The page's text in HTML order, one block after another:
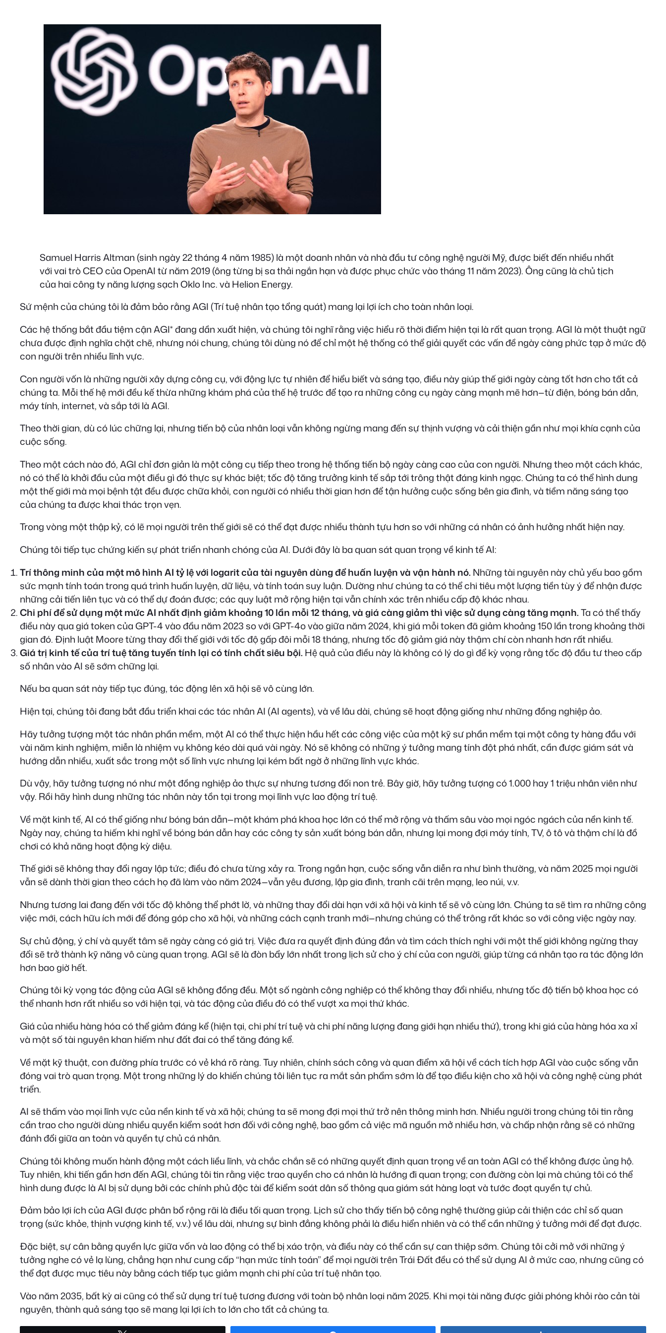
Samuel Harris Altman (sinh ngày 22 tháng 4 năm 1985) là một doanh nhân và nhà đầu tư công nghệ người Mỹ, được biết đến nhiều nhất
với vai trò CEO của OpenAI từ năm 2019 (ông từng bị sa thải ngắn hạn và được phục chức vào tháng 11 năm 2023). Ông cũng là chủ tịch
của hai công ty năng lượng sạch Oklo Inc. và Helion Energy.
Sứ mệnh của chúng tôi là đảm bảo rằng AGI (Trí tuệ nhân tạo tổng quát) mang lại lợi ích cho toàn nhân loại.
Các hệ thống bắt đầu tiệm cận AGI* đang dần xuất hiện, và chúng tôi nghĩ rằng việc hiểu rõ thời điểm hiện tại là rất quan trọng. AGI là một thuật ngữ
chưa được định nghĩa chặt chẽ, nhưng nói chung, chúng tôi dùng nó để chỉ một hệ thống có thể giải quyết các vấn đề ngày càng phức tạp ở mức độ
con người trên nhiều lĩnh vực.
Con người vốn là những người xây dựng công cụ, với động lực tự nhiên để hiểu biết và sáng tạo, điều này giúp thế giới ngày càng tốt hơn cho tất cả
chúng ta. Mỗi thế hệ mới đều kế thừa những khám phá của thế hệ trước để tạo ra những công cụ ngày càng mạnh mẽ hơn—từ điện, bóng bán dẫn,
máy tính, internet, và sắp tới là AGI.
Theo thời gian, dù có lúc chững lại, nhưng tiến bộ của nhân loại vẫn không ngừng mang đến sự thịnh vượng và cải thiện gần như mọi khía cạnh của
cuộc sống.
Theo một cách nào đó, AGI chỉ đơn giản là một công cụ tiếp theo trong hệ thống tiến bộ ngày càng cao của con người. Nhưng theo một cách khác,
nó có thể là khởi đầu của một điều gì đó thực sự khác biệt; tốc độ tăng trưởng kinh tế sắp tới trông thật đáng kinh ngạc. Chúng ta có thể hình dung
một thế giới mà mọi bệnh tật đều được chữa khỏi, con người có nhiều thời gian hơn để tận hưởng cuộc sống bên gia đình, và tiềm năng sáng tạo
của chúng ta được khai thác trọn vẹn.
Trong vòng một thập kỷ, có lẽ mọi người trên thế giới sẽ có thể đạt được nhiều thành tựu hơn so với những cá nhân có ảnh hưởng nhất hiện nay.
Chúng tôi tiếp tục chứng kiến sự phát triển nhanh chóng của AI. Dưới đây là ba quan sát quan trọng về kinh tế AI:
Trí thông minh của một mô hình AI tỷ lệ với logarit của tài nguyên dùng để huấn luyện và vận hành nó. Những tài nguyên này chủ yếu bao gồm
sức mạnh tính toán trong quá trình huấn luyện, dữ liệu, và tính toán suy luận. Dường như chúng ta có thể chi tiêu một lượng tiền tùy ý để nhận được
những cải tiến liên tục và có thể dự đoán được; các quy luật mở rộng hiện tại vẫn chính xác trên nhiều cấp độ khác nhau.
Chi phí để sử dụng một mức AI nhất định giảm khoảng 10 lần mỗi 12 tháng, và giá càng giảm thì việc sử dụng càng tăng mạnh.Ta có thể thấy
điều này qua giá token của GPT-4 vào đầu năm 2023 so với GPT-4o vào giữa năm 2024, khi giá mỗi token đã giảm khoảng 150 lần trong khoảng thời
gian đó. Định luật Moore từng thay đổi thế giới với tốc độ gấp đôi mỗi 18 tháng, nhưng tốc độ giảm giá này thậm chí còn nhanh hơn rất nhiều.
Giá trị kinh tế của trí tuệ tăng tuyến tính lại có tính chất siêu bội. Hệ quả của điều này là không có lý do gì để kỳ vọng rằng tốc độ đầu tư theo cấp
số nhân vào AI sẽ sớm chững lại.
Nếu ba quan sát này tiếp tục đúng, tác động lên xã hội sẽ vô cùng lớn.
Hiện tại, chúng tôi đang bắt đầu triển khai các tác nhân AI (AI agents), và về lâu dài, chúng sẽ hoạt động giống như những đồng nghiệp ảo.
Hãy tưởng tượng một tác nhân phần mềm, một AI có thể thực hiện hầu hết các công việc của một kỹ sư phần mềm tại một công ty hàng đầu với
vài năm kinh nghiệm, miễn là nhiệm vụ không kéo dài quá vài ngày. Nó sẽ không có những ý tưởng mang tính đột phá nhất, cần được giám sát và
hướng dẫn nhiều, xuất sắc trong một số lĩnh vực nhưng lại kém bất ngờ ở những lĩnh vực khác.
Dù vậy, hãy tưởng tượng nó như một đồng nghiệp ảo thực sự nhưng tương đối non trẻ. Bây giờ, hãy tưởng tượng có 1.000 hay 1 triệu nhân viên như
vậy. Rồi hãy hình dung những tác nhân này tồn tại trong mọi lĩnh vực lao động trí tuệ.
Về mặt kinh tế, AI có thể giống như bóng bán dẫn—một khám phá khoa học lớn có thể mở rộng và thấm sâu vào mọi ngóc ngách của nền kinh tế.
Ngày nay, chúng ta hiếm khi nghĩ về bóng bán dẫn hay các công ty sản xuất bóng bán dẫn, nhưng lại mong đợi máy tính, TV, ô tô và thậm chí là đồ
chơi có khả năng hoạt động kỳ diệu.
Thế giới sẽ không thay đổi ngay lập tức; điều đó chưa từng xảy ra. Trong ngắn hạn, cuộc sống vẫn diễn ra như bình thường, và năm 2025 mọi người
vẫn sẽ dành thời gian theo cách họ đã làm vào năm 2024—vẫn yêu đương, lập gia đình, tranh cãi trên mạng, leo núi, v.v.
Nhưng tương lai đang đến với tốc độ không thể phớt lờ, và những thay đổi dài hạn với xã hội và kinh tế sẽ vô cùng lớn. Chúng ta sẽ tìm ra những công
việc mới, cách hữu ích mới để đóng góp cho xã hội, và những cách cạnh tranh mới—nhưng chúng có thể trông rất khác so với công việc ngày nay.
Sự chủ động, ý chí và quyết tâm sẽ ngày càng có giá trị. Việc đưa ra quyết định đúng đắn và tìm cách thích nghi với một thế giới không ngừng thay
đổi sẽ trở thành kỹ năng vô cùng quan trọng. AGI sẽ là đòn bẩy lớn nhất trong lịch sử cho ý chí của con người, giúp từng cá nhân tạo ra tác động lớn
hơn bao giờ hết.
Chúng tôi kỳ vọng tác động của AGI sẽ không đồng đều. Một số ngành công nghiệp có thể không thay đổi nhiều, nhưng tốc độ tiến bộ khoa học có
thể nhanh hơn rất nhiều so với hiện tại, và tác động của điều đó có thể vượt xa mọi thứ khác.
Giá của nhiều hàng hóa có thể giảm đáng kể (hiện tại, chi phí trí tuệ và chi phí năng lượng đang giới hạn nhiều thứ), trong khi giá của hàng hóa xa xỉ
và một số tài nguyên khan hiếm như đất đai có thể tăng đáng kể.
Về mặt kỹ thuật, con đường phía trước có vẻ khá rõ ràng. Tuy nhiên, chính sách công và quan điểm xã hội về cách tích hợp AGI vào cuộc sống vẫn
đóng vai trò quan trọng. Một trong những lý do khiến chúng tôi liên tục ra mắt sản phẩm sớm là để tạo điều kiện cho xã hội và công nghệ cùng phát
triển.
AI sẽ thấm vào mọi lĩnh vực của nền kinh tế và xã hội; chúng ta sẽ mong đợi mọi thứ trở nên thông minh hơn. Nhiều người trong chúng tôi tin rằng
cần trao cho người dùng nhiều quyền kiểm soát hơn đối với công nghệ, bao gồm cả việc mã nguồn mở nhiều hơn, và chấp nhận rằng sẽ có những
đánh đổi giữa an toàn và quyền tự chủ cá nhân.
Chúng tôi không muốn hành động một cách liều lĩnh, và chắc chắn sẽ có những quyết định quan trọng về an toàn AGI có thể không được ủng hộ.
Tuy nhiên, khi tiến gần hơn đến AGI, chúng tôi tin rằng việc trao quyền cho cá nhân là hướng đi quan trọng; con đường còn lại mà chúng tôi có thể
hình dung được là AI bị sử dụng bởi các chính phủ độc tài để kiểm soát dân số thông qua giám sát hàng loạt và tước đoạt quyền tự chủ.
Đảm bảo lợi ích của AGI được phân bổ rộng rãi là điều tối quan trọng. Lịch sử cho thấy tiến bộ công nghệ thường giúp cải thiện các chỉ số quan
trọng (sức khỏe, thịnh vượng kinh tế, v.v.) về lâu dài, nhưng sự bình đẳng không phải là điều hiển nhiên và có thể cần những ý tưởng mới để đạt được.
Đặc biệt, sự cân bằng quyền lực giữa vốn và lao động có thể bị xáo trộn, và điều này có thể cần sự can thiệp sớm. Chúng tôi cởi mở với những ý
tưởng nghe có vẻ lạ lùng, chẳng hạn như cung cấp “hạn mức tính toán” để mọi người trên Trái Đất đều có thể sử dụng AI ở mức cao, nhưng cũng có
thể đạt được mục tiêu này bằng cách tiếp tục giảm mạnh chi phí của trí tuệ nhân tạo.
Vào năm 2035, bất kỳ ai cũng có thể sử dụng trí tuệ tương đương với toàn bộ nhân loại năm 2025. Khi mọi tài năng được giải phóng khỏi rào cản tài
nguyên, thành quả sáng tạo sẽ mang lại lợi ích to lớn cho tất cả chúng ta.